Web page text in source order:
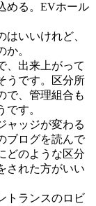
める。EVホール
いいけれど、
。
、出来上がって
うです。区分所
で、管理組合も
す。
ャッジが変わる
ブログを読んで
どのような区分
された方がいい
トランスのロビ